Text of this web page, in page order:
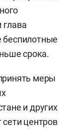
беспилотные
срока.
меры
и других
сети центров